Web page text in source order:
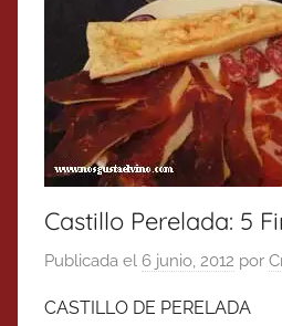
Castillo Perelada: 5
Publicada el 6 junio, 2012 por
CASTILLO DE PERELADA